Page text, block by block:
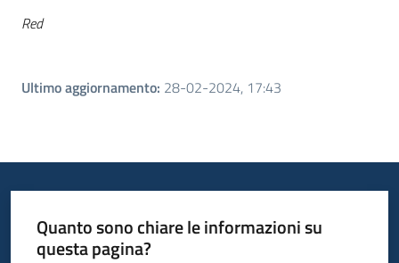
Red
Ultimo aggiornamento: 28-02-2024, 17:43
Quanto sono chiare le informazioni su
questa pagina?